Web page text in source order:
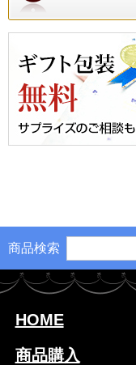
商品検索
HOME
商品購入